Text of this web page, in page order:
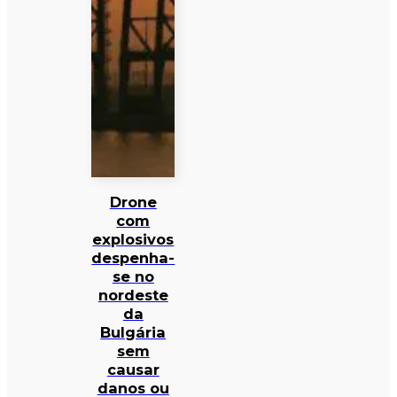
Drone
com
explosivos
despenha-
se no
nordeste
da
Bulgária
sem
causar
danos ou